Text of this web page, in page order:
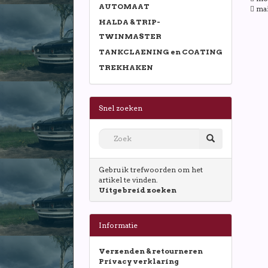

AUTOMAAT
HALDA & TRIP-
TWINMASTER
TANKCLAENING en COATING
TREKHAKEN
Snel zoeken
Gebruik trefwoorden om het
artikel te vinden.
Uitgebreid zoeken
Informatie
Verzenden & retourneren
Privacy verklaring